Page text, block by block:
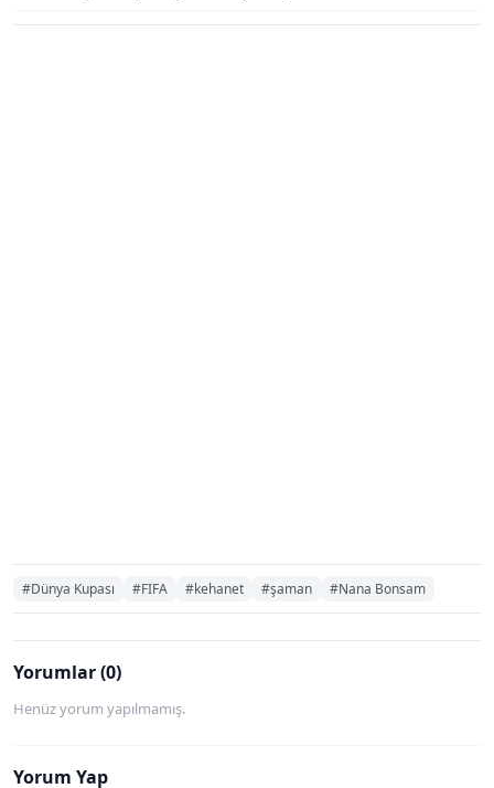
#Dünya Kupası #FIFA #kehanet #şaman #Nana Bonsam
Yorumlar (0)
Henüz yorum yapılmamış.
Yorum Yap